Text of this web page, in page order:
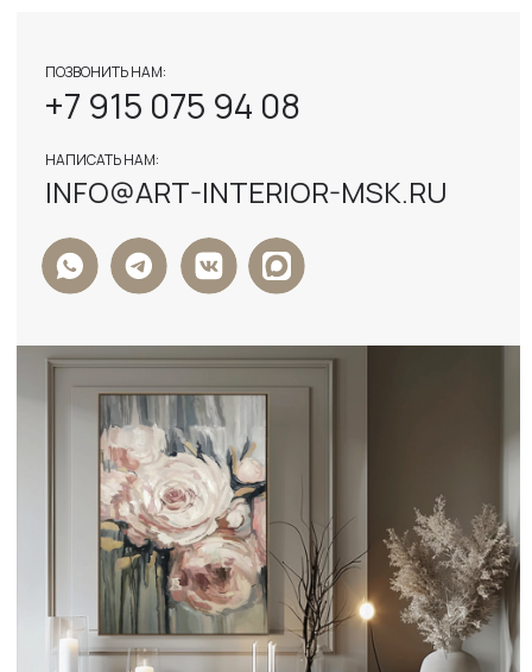
+7
Я ДАЮ СОГЛАСИЕ НА ОБРАБОТКУ
ПЕРСОНАЛЬНЫХ ДАННЫХ И СОГЛАСЕН С
ПОЛИТИКОЙ КОНФИДЕНЦИАЛЬНОСТИ
ДАННЫХ
ФОРМА ОБРАТНОЙ СВЯЗИ